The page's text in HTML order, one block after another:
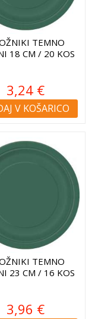
TEMNO
18 CM / 20 KOS
3,24 €
V KOŠARICO
TEMNO
23 CM / 16 KOS
3,96 €